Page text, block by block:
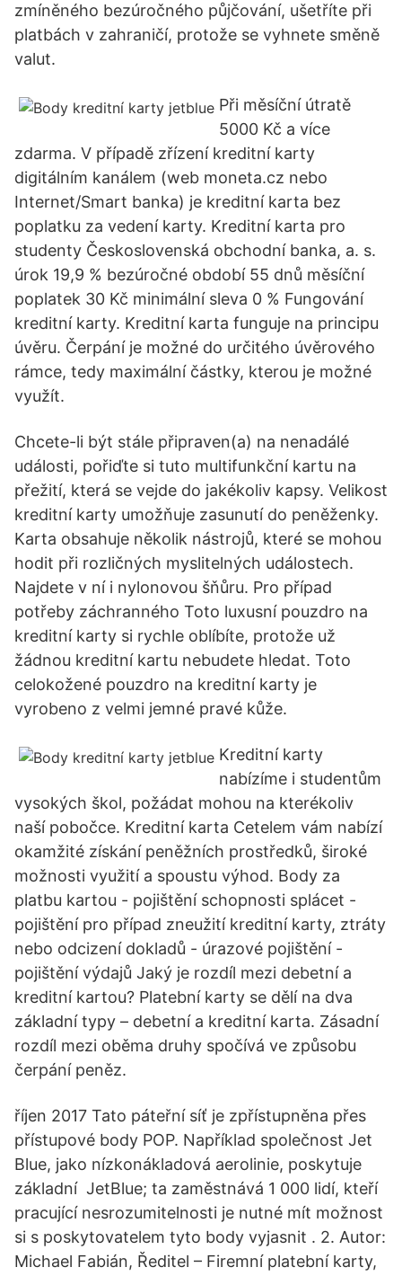
zmíněného bezúročného půjčování, ušetříte při
platbách v zahraničí, protože se vyhnete směně
valut.
Při měsíční útratě
5000 Kč a více
zdarma. V případě zřízení kreditní karty
digitálním kanálem (web moneta.cz nebo
Internet/Smart banka) je kreditní karta bez
poplatku za vedení karty. Kreditní karta pro
studenty Československá obchodní banka, a. s.
úrok 19,9 % bezúročné období 55 dnů měsíční
poplatek 30 Kč minimální sleva 0 % Fungování
kreditní karty. Kreditní karta funguje na principu
úvěru. Čerpání je možné do určitého úvěrového
rámce, tedy maximální částky, kterou je možné
využít.
Chcete-li být stále připraven(a) na nenadálé
události, pořiďte si tuto multifunkční kartu na
přežití, která se vejde do jakékoliv kapsy. Velikost
kreditní karty umožňuje zasunutí do peněženky.
Karta obsahuje několik nástrojů, které se mohou
hodit při rozličných myslitelných událostech.
Najdete v ní i nylonovou šňůru. Pro případ
potřeby záchranného Toto luxusní pouzdro na
kreditní karty si rychle oblíbíte, protože už
žádnou kreditní kartu nebudete hledat. Toto
celokožené pouzdro na kreditní karty je
vyrobeno z velmi jemné pravé kůže.
Kreditní karty
nabízíme i studentům
vysokých škol, požádat mohou na kterékoliv
naší pobočce. Kreditní karta Cetelem vám nabízí
okamžité získání peněžních prostředků, široké
možnosti využití a spoustu výhod. Body za
platbu kartou - pojištění schopnosti splácet -
pojištění pro případ zneužití kreditní karty, ztráty
nebo odcizení dokladů - úrazové pojištění -
pojištění výdajů Jaký je rozdíl mezi debetní a
kreditní kartou? Platební karty se dělí na dva
základní typy – debetní a kreditní karta. Zásadní
rozdíl mezi oběma druhy spočívá ve způsobu
čerpání peněz.
říjen 2017 Tato páteřní síť je zpřístupněna přes
přístupové body POP. Například společnost Jet
Blue, jako nízkonákladová aerolinie, poskytuje
základní JetBlue; ta zaměstnává 1 000 lidí, kteří
pracující nesrozumitelnosti je nutné mít možnost
si s poskytovatelem tyto body vyjasnit . 2. Autor:
Michael Fabián, Ředitel – Firemní platební karty,